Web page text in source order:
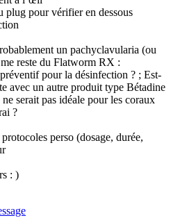
plug pour vérifier en dessous
un pachyclavularia (ou
reste du Flatworm RX :
pour la désinfection ? ; Est-
avec un autre produit type Bétadine
serait pas idéale pour les coraux
?
perso (dosage, durée,
: )